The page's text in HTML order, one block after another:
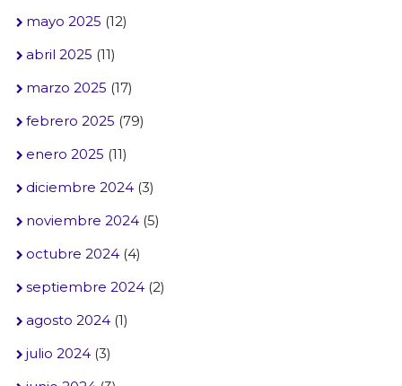
mayo 2025 (12)
abril 2025 (11)
marzo 2025 (17)
febrero 2025 (79)
enero 2025 (11)
diciembre 2024(3)
noviembre 2024(5)
octubre 2024(4)
septiembre 2024(2)
agosto 2024(1)
julio 2024(3)